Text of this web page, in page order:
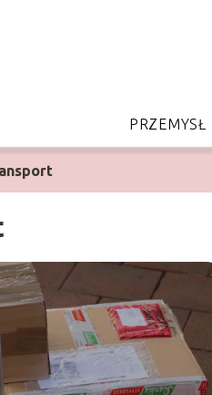
PRZEMYSŁ